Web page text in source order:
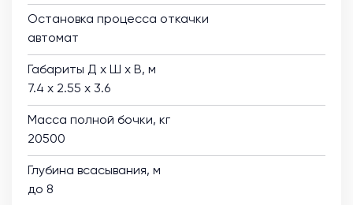
Остановка процесса откачки
автомат
Габариты Д х Ш х В, м
7.4 х 2.55 х 3.6
Масса полной бочки, кг
20500
Глубина всасывания, м
до 8